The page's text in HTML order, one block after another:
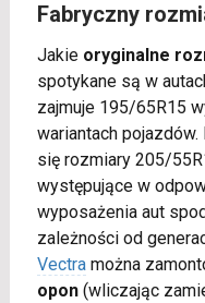
Fabryczny
Jakie oryginalne
spotykane są w
zajmuje 195/65R15
wariantach pojazdów.
się rozmiary 205/
występujące w
wyposażenia aut
zależności od
Vectramożna
opon(wliczając